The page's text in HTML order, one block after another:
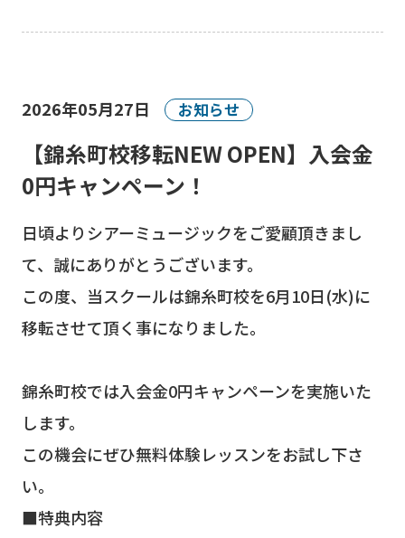
2026年05月27日 お知らせ
【錦糸町校移転NEW OPEN】入会金
0円キャンペーン！
日頃よりシアーミュージックをご愛顧頂きまし
て、誠にありがとうございます。
この度、当スクールは錦糸町校を6月10日(水)に
移転させて頂く事になりました。
錦糸町校では入会金0円キャンペーンを実施いた
します。
この機会にぜひ無料体験レッスンをお試し下さ
い。
■特典内容